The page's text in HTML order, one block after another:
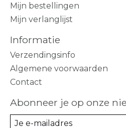
Mijn bestellingen
Mijn verlanglijst
Informatie
Verzendingsinfo
Algemene voorwaarden
Contact
Abonneer je op onze